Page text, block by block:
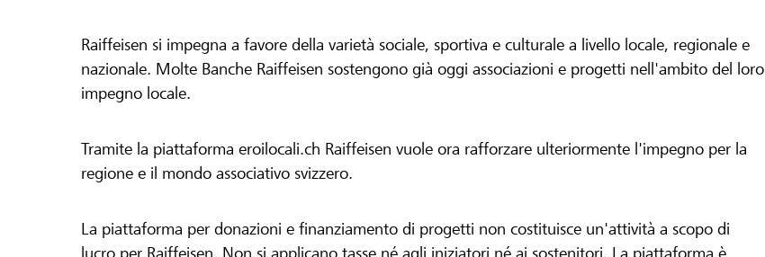
Raiffeisen si impegna a favore della varietà sociale, sportiva e culturale a livello locale, regionale e
nazionale. Molte Banche Raiffeisen sostengono già oggi associazioni e progetti nell'ambito del loro
impegno locale.
Tramite la piattaforma eroilocali.ch Raiffeisen vuole ora rafforzare ulteriormente l'impegno per la
regione e il mondo associativo svizzero.
La piattaforma per donazioni e finanziamento di progetti non costituisce un'attività a scopo di
lucro per Raiffeisen. Non si applicano tasse né agli iniziatori né ai sostenitori. La piattaforma è